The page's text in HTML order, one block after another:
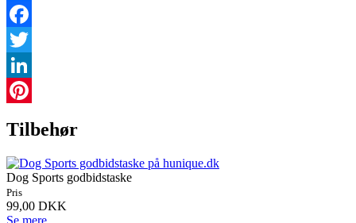
Share
Facebook
Twitter
LinkedIn
Tilbehør
Dog Sports godbidstaske
Pris
99,00 DKK